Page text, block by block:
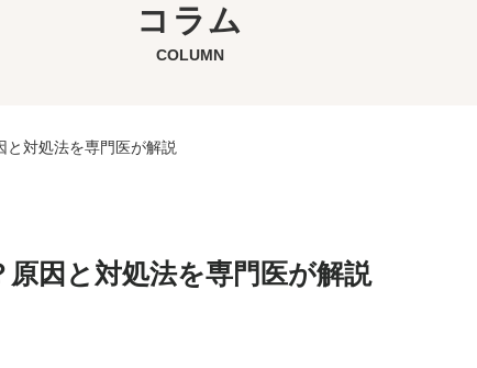
コラム
COLUMN
と対処法を専門医が解説
因と対処法を専門医が解説